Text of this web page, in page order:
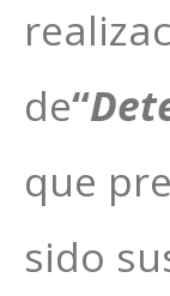
de“
que
sido